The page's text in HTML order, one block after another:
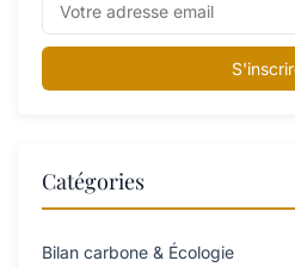
Catégories
Bilan carbone & Écologie